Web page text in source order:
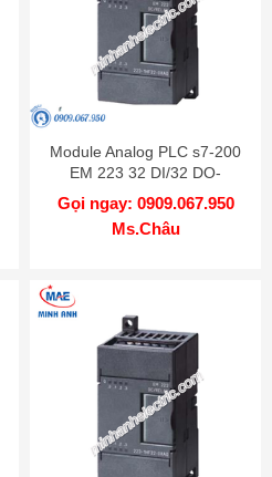
Module Analog PLC s7-200
EM 223 32 DI/32 DO-
6ES7223-1BM22-0XA0
Gọi ngay: 0909.067.950
Ms.Châu